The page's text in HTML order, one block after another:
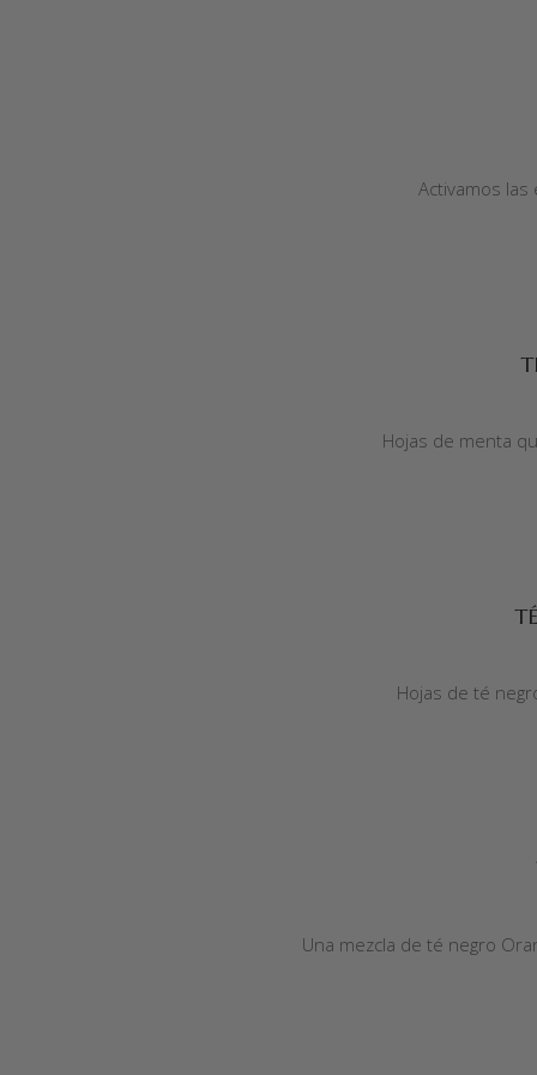
Activamos
Hojas de menta
Hojas de té
Una mezcla de té negro